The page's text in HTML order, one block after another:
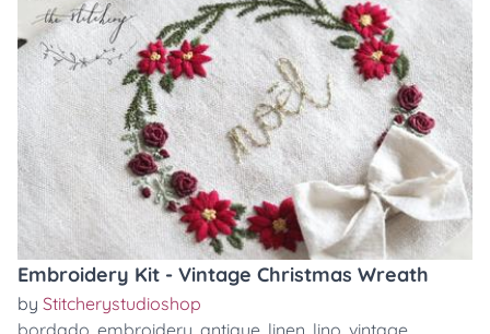
Embroidery Kit - Vintage Christmas Wreath
by Stitcherystudioshop
bordado embroidery antique linen lino vintage